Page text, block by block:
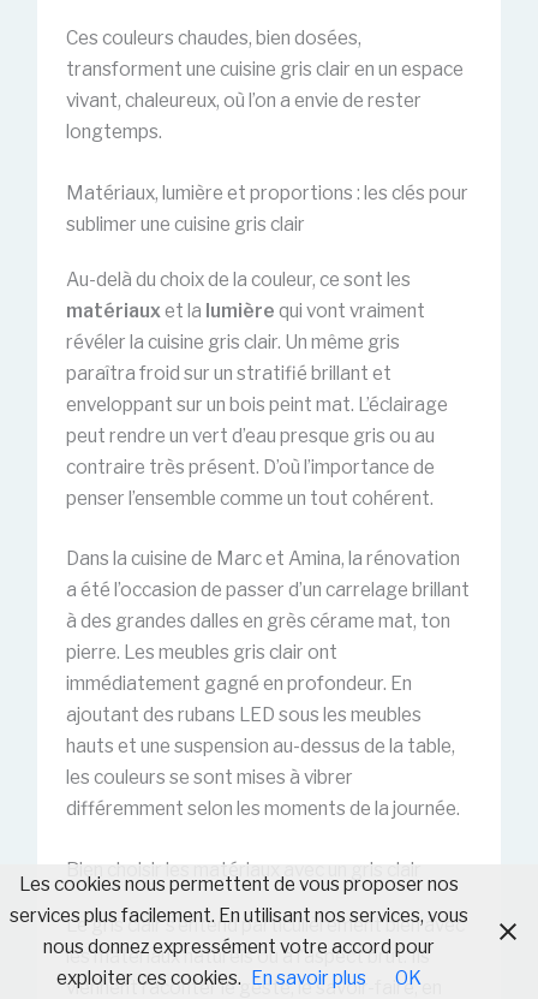
Ces couleurs chaudes, bien dosées,
transforment une cuisine gris clair en un espace
vivant, chaleureux, où l’on a envie de rester
longtemps.
Matériaux, lumière et proportions : les clés pour
sublimer une cuisine gris clair
Au-delà du choix de la couleur, ce sont les
matériaux et la lumière qui vont vraiment
révéler la cuisine gris clair. Un même gris
paraîtra froid sur un stratifié brillant et
enveloppant sur un bois peint mat. L’éclairage
peut rendre un vert d’eau presque gris ou au
contraire très présent. D’où l’importance de
penser l’ensemble comme un tout cohérent.
Dans la cuisine de Marc et Amina, la rénovation
a été l’occasion de passer d’un carrelage brillant
à des grandes dalles en grès cérame mat, ton
pierre. Les meubles gris clair ont
immédiatement gagné en profondeur. En
ajoutant des rubans LED sous les meubles
hauts et une suspension au-dessus de la table,
les couleurs se sont mises à vibrer
différemment selon les moments de la journée.
Bien choisir les matériaux avec un gris clair
Le gris clair s’entend particulièrement bien avec
les matériaux naturels ou à l’aspect brut. Ils
viennent raconter le geste, le savoir-faire, en
Les cookies nous permettent de vous proposer nos
services plus facilement. En utilisant nos services, vous
nous donnez expressément votre accord pour
exploiter ces cookies. En savoir plus OK